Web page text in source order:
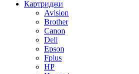
Картриджи
Avision
Brother
Canon
Deli
Epson
Fplus
HP